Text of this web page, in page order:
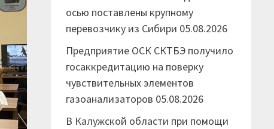
осью поставлены крупному
перевозчику из Сибири 05.08.2026
Предприятие ОСК СКТБЭ получило
госаккредитацию на поверку
чувствительных элементов
газоанализаторов 05.08.2026
В Калужской области при помощи